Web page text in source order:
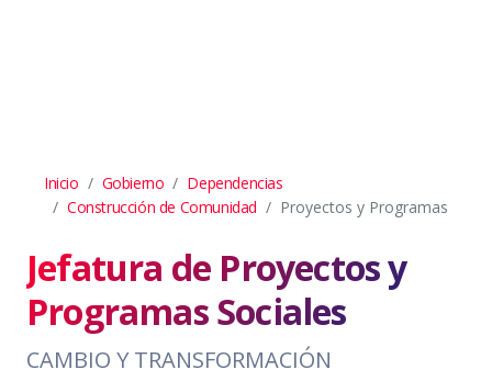
Inicio Gobierno
Dependencias
Construcción de Comunidad
Proyectos y Programas
Jefatura de Proyectos y
Programas Sociales
CAMBIO Y TRANSFORMACIÓN